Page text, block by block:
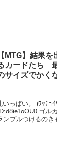
【MTG】結果
カードたち
サイズでかく
っぱい。 (ﾜｯﾁｮ
ゴル
ランプルつけるのき